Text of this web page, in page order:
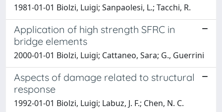
1981-01-01 Biolzi, Luigi; Sanpaolesi, L.; Tacchi, R.
Application of high strength SFRC in
bridge elements
2000-01-01 Biolzi, Luigi; Cattaneo, Sara; G., Guerrini
Aspects of damage related to structural
response
1992-01-01 Biolzi, Luigi; Labuz, J. F.; Chen, N. C.